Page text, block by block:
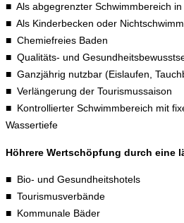
■ Als abgegrenzter Schwimmbereich
■ Als Kinderbecken oder
■ Chemiefreies Baden
■ Qualitäts- und
■ Ganzjährig nutzbar (Eislaufen,
■ Verlängerung der Tourismussaison
■ Kontrollierter Schwimmbereich mit
Wassertiefe
Höhrere Wertschöpfung durch eine
■ Bio- und Gesundheitshotels
■ Tourismusverbände
■ Kommunale Bäder